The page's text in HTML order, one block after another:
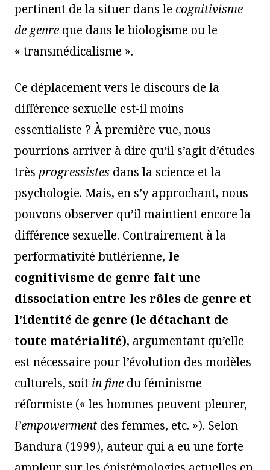
pertinent de la situer dans le cognitivisme
de genre que dans le biologisme ou le
« transmédicalisme ».
Ce déplacement vers le discours de la
différence sexuelle est-il moins
essentialiste ? À première vue, nous
pourrions arriver à dire qu’il s’agit d’études
très progressistes dans la science et la
psychologie. Mais, en s’y approchant, nous
pouvons observer qu’il maintient encore la
différence sexuelle. Contrairement à la
performativité butlérienne, le
cognitivisme de genre fait une
dissociation entre les rôles de genre et
l’identité de genre (le détachant de
toute matérialité), argumentant qu’elle
est nécessaire pour l’évolution des modèles
culturels, soit in fine du féminisme
réformiste (« les hommes peuvent pleurer,
l’empowerment des femmes, etc. »). Selon
Bandura (1999), auteur qui a eu une forte